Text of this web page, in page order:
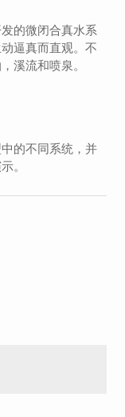
的微闭合真水系
逼真而直观。不
溪流和喷泉。
的不同系统，并
。